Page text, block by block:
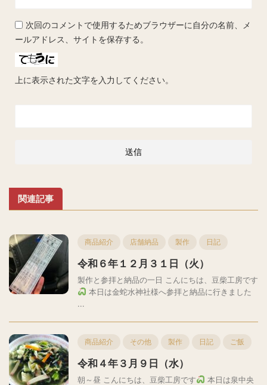
次回のコメントで使用するためブラウザーに自分の名前、メ
ールアドレス、サイトを保存する。
上に表示された文字を入力してください。
関連記事
商品紹介 店舗納品 製作 日記
令和６年１２月３１日（火）
製作と参拝と納品の一日 こんにちは、豆柴工房です
本日は金蛇水神社様へ参拝と納品に行きました
...
商品紹介 その他 製作 日記 ご飯
令和４年３月９日（水）
朝～昼 こんにちは、豆柴工房です
本日は泉中央